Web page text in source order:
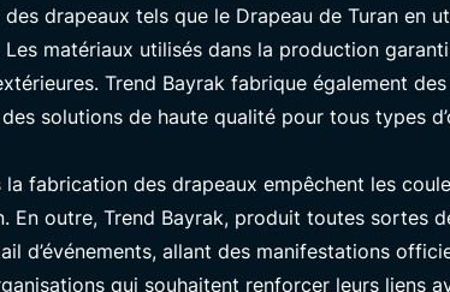
drapeaux tels que le Drapeau de Turan en
matériaux utilisés dans la production
Trend Bayrak fabrique également
solutions de haute qualité pour tous types
fabrication des drapeaux empêchent les
En outre, Trend Bayrak, produit toutes sortes
d’événements, allant des manifestations
qui souhaitent renforcer leurs liens